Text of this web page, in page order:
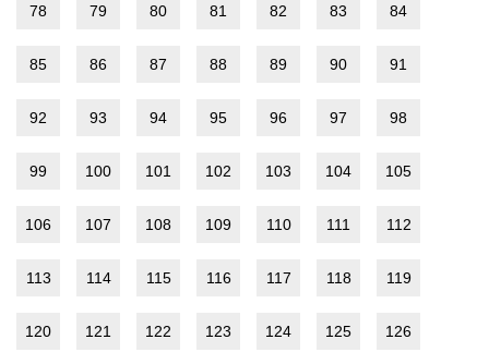
78 79 80 81 82 83 84
85 86 87 88 89 90 91
92 93 94 95 96 97 98
99 100 101 102 103 104 105
106 107 108 109 110 111 112
113 114 115 116 117 118 119
120 121 122 123 124 125 126